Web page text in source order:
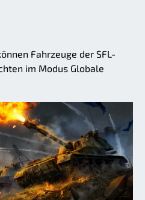
Fahrzeuge der SFL-
im Modus Globale